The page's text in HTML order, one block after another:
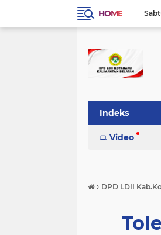
HOME
Indeks
Video
› DPD LDII